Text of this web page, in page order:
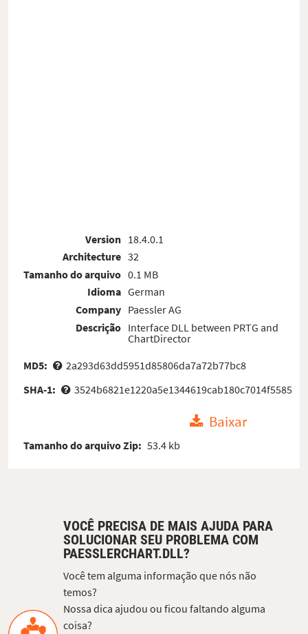
Version
Architecture
Tamanho do arquivo
Idioma
Company
Descrição
18.4.0.1
32
0.1 MB
German
Paessler AG
Interface DLL between PRTG and
ChartDirector
MD5:
2a293d63dd5951d85806da7a72b77bc8
SHA-1:
3524b6821e1220a5e1344619cab180c7014f5585
Baixar
Tamanho do arquivo Zip: 53.4 kb
VOCÊ PRECISA DE MAIS AJUDA PARA
SOLUCIONAR SEU PROBLEMA COM
PAESSLERCHART.DLL?
Você tem alguma informação que nós não
temos?
Nossa dica ajudou ou ficou faltando alguma
coisa?